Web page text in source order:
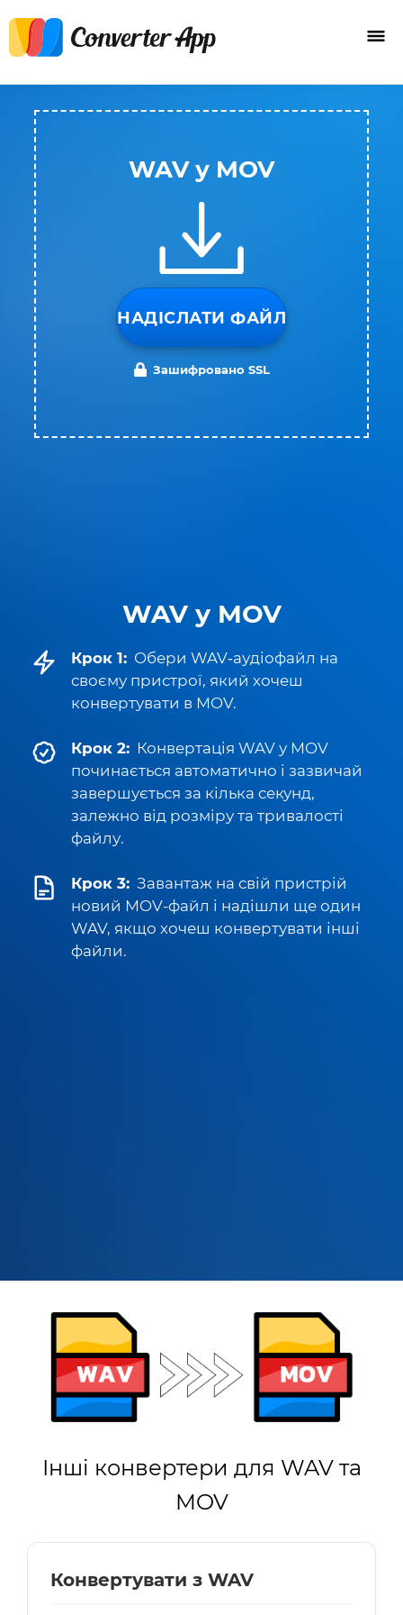
WAV у MOV
Крок 1: Обери WAV‑аудіофайл на
своєму пристрої, який хочеш
конвертувати в MOV.
Крок 2: Конвертація WAV у MOV
починається автоматично і зазвичай
завершується за кілька секунд,
залежно від розміру та тривалості
файлу.
Крок 3: Завантаж на свій пристрій
новий MOV-файл і надішли ще один
WAV, якщо хочеш конвертувати інші
файли.
WAV у MOV
НАДІСЛАТИ ФАЙЛ
Зашифровано SSL
Інші конвертери для WAV та
MOV
Конвертувати з WAV